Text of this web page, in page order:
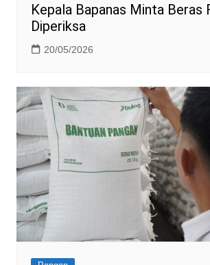
Kepala Bapanas Minta Beras
Diperiksa
20/05/2026